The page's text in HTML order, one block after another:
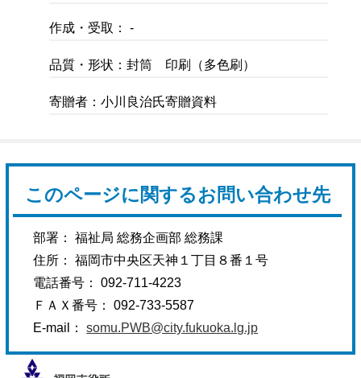
作成・受取： -
品質・形状：封筒 印刷（多色刷）
寄贈者：小川良治氏寄贈資料
このページに関するお問い合わせ先
部署： 福祉局 総務企画部 総務課
住所： 福岡市中央区天神１丁目８番１号
電話番号： 092-711-4223
ＦＡＸ番号： 092-733-5587
E-mail：somu.PWB@city.fukuoka.lg.jp